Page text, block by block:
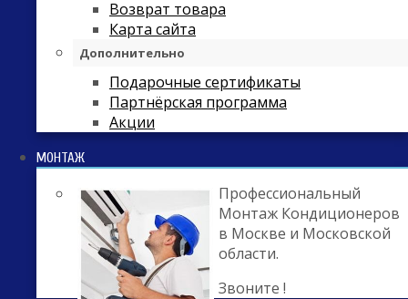
Возврат товара
Карта сайта
Дополнительно
Подарочные сертификаты
Партнёрская программа
Акции
МОНТАЖ
Профессиональный
Монтаж Кондиционеров
в Москве и Московской
области.
Звоните !